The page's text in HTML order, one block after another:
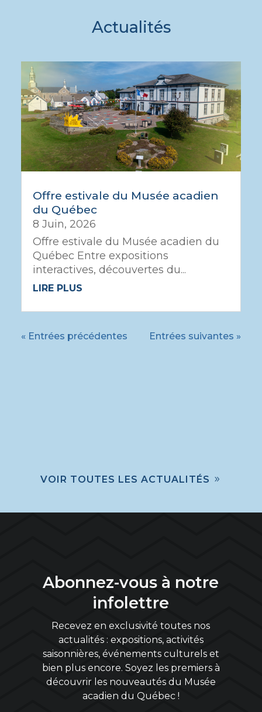
Actualités
Offre estivale du Musée acadien
du Québec
8 Juin, 2026
Offre estivale du Musée acadien du
Québec Entre expositions
interactives, découvertes du...
LIRE PLUS
« Entrées précédentes Entrées suivantes »
VOIR TOUTES LES ACTUALITÉS
Abonnez-vous à notre
infolettre
Recevez en exclusivité toutes nos
actualités : expositions, activités
saisonnières, événements culturels et
bien plus encore. Soyez les premiers à
découvrir les nouveautés du Musée
acadien du Québec !